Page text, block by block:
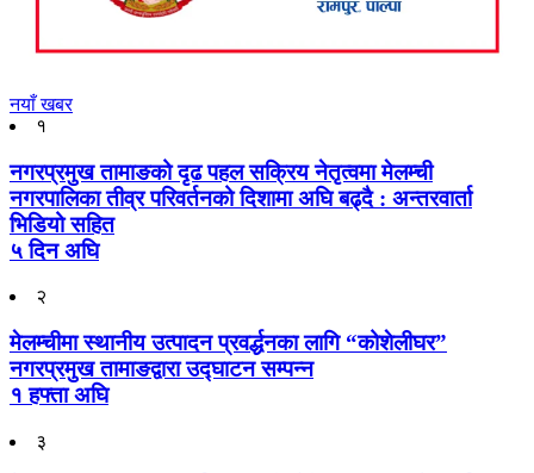
नयाँ खबर
१
नगरप्रमुख तामाङको दृढ पहल सक्रिय नेतृत्वमा मेलम्ची
नगरपालिका तीव्र परिवर्तनको दिशामा अघि बढ्दै : अन्तरवार्ता
भिडियो सहित
५ दिन अघि
२
मेलम्चीमा स्थानीय उत्पादन प्रवर्द्धनका लागि “कोशेलीघर”
नगरप्रमुख तामाङद्वारा उद्घाटन सम्पन्न
१ हफ्ता अघि
३